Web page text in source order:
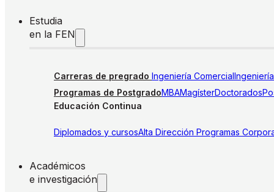
Estudia
en la FEN
Carreras de pregrado Ingeniería Comercial
Programas de PostgradoMBAMagísterDoctorados
Educación Continua
Diplomados y cursosAlta Dirección Programas
Académicos
e investigación